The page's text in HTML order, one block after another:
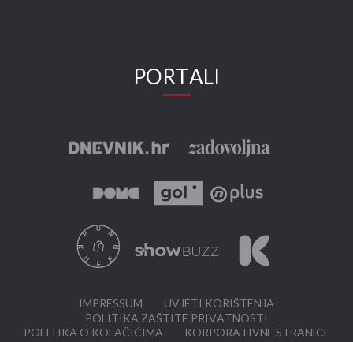
PORTALI
IMPRESSUM
UVJETI KORIŠTENJA
POLITIKA ZAŠTITE PRIVATNOSTI
POLITIKA O KOLAČIĆIMA
KORPORATIVNE STRANICE